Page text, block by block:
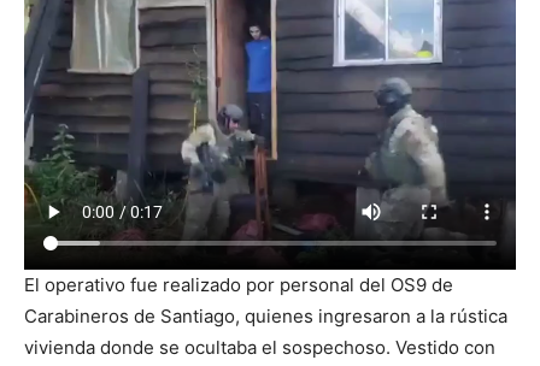
El operativo fue realizado por personal del OS9 de
Carabineros de Santiago, quienes ingresaron a la rústica
vivienda donde se ocultaba el sospechoso. Vestido con